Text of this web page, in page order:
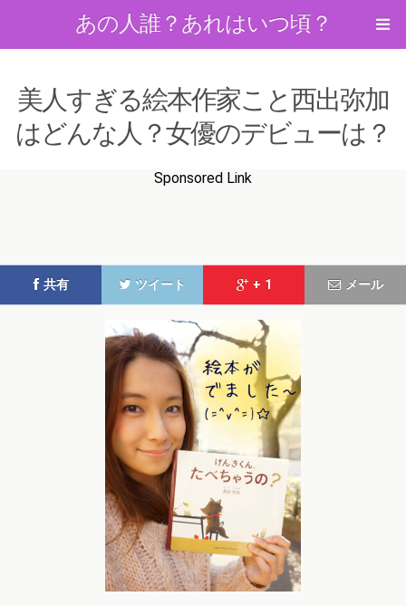
あの人誰？あれはいつ頃？
美人すぎる絵本作家こと西出弥加
はどんな人？女優のデビューは？
Sponsored Link
共有 ツイート + 1 メール